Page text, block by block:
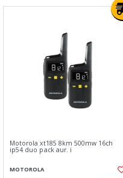
Motorola xt185 8km 500mw 16ch
ip54 duo pack aur. i
MOTOROLA